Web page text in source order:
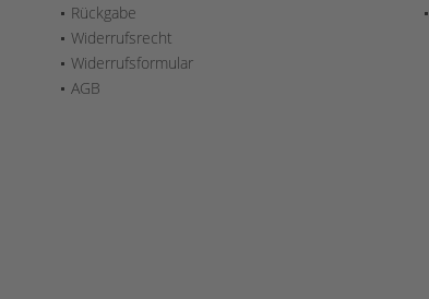
Rückgabe
Widerrufsrecht
Widerrufsformular
AGB